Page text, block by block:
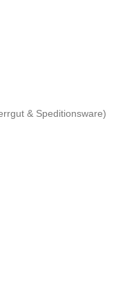
& Speditionsware)